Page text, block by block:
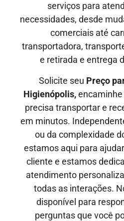
serviços para
necessidades, desde
comerciais até
transportadora,
e retirada e entrega
Solicite seu Preço
Higienópolis,
precisa transportar e
em minutos.
ou da complexidade
estamos aqui para
cliente e estamos
atendimento
todas as interações.
disponível para
perguntas que você